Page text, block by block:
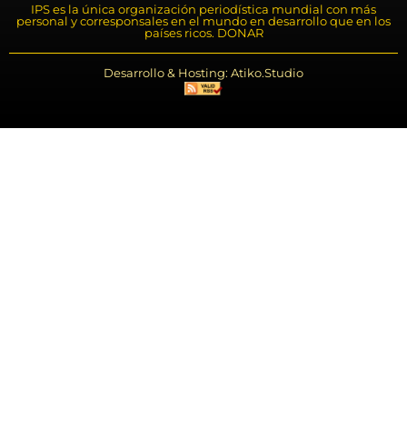
IPS es la única organización periodística mundial con más
personal y corresponsales en el mundo en desarrollo que en los
países ricos. DONAR
Desarrollo & Hosting: Atiko.Studio